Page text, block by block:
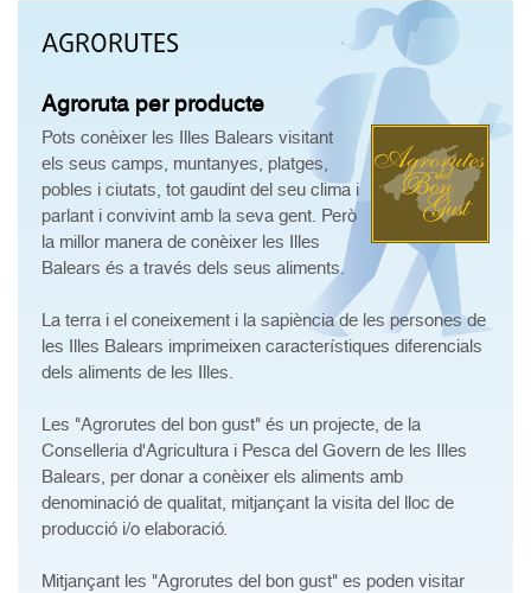
AGRORUTES
Agroruta per producte
Pots conèixer les Illes Balears visitant
els seus camps, muntanyes, platges,
pobles i ciutats, tot gaudint del seu clima i
parlant i convivint amb la seva gent. Però
la millor manera de conèixer les Illes
Balears és a través dels seus aliments.
La terra i el coneixement i la sapiència de les persones de
les Illes Balears imprimeixen característiques diferencials
dels aliments de les Illes.
Les "Agrorutes del bon gust" és un projecte, de la
Conselleria d'Agricultura i Pesca del Govern de les Illes
Balears, per donar a conèixer els aliments amb
denominació de qualitat, mitjançant la visita del lloc de
producció i/o elaboració.
Mitjançant les "Agrorutes del bon gust" es poden visitar